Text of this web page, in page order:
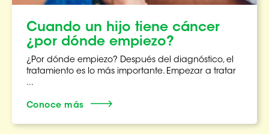
Cuando un hijo tiene cáncer
¿por dónde empiezo?
¿Por dónde empiezo? Después del diagnóstico, el
tratamiento es lo más importante. Empezar a tratar
...
Conoce más